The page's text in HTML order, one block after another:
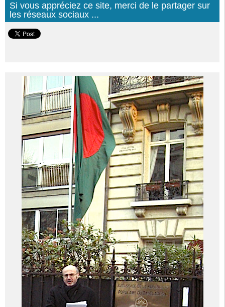
Si vous appréciez ce site, merci de le partager sur
les réseaux sociaux ...